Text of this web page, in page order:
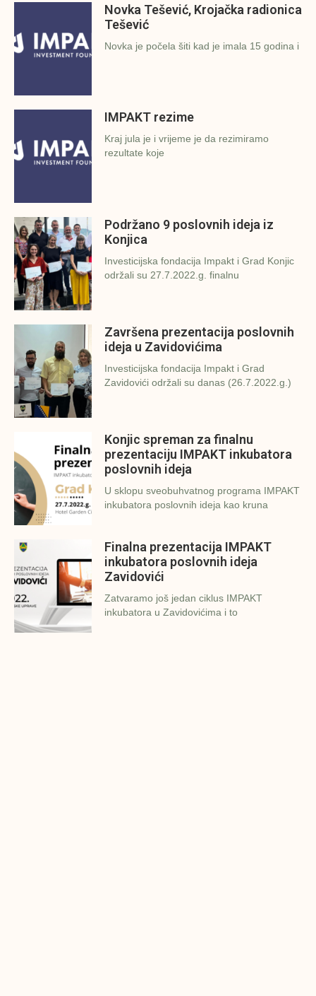
Novka Tešević, Krojačka radionica
Tešević
Novka je počela šiti kad je imala 15 godina i
IMPAKT rezime
Kraj jula je i vrijeme je da rezimiramo
rezultate koje
Podržano 9 poslovnih ideja iz
Konjica
Investicijska fondacija Impakt i Grad Konjic
održali su 27.7.2022.g. finalnu
Završena prezentacija poslovnih
ideja u Zavidovićima
Investicijska fondacija Impakt i Grad
Zavidovići održali su danas (26.7.2022.g.)
Konjic spreman za finalnu
prezentaciju IMPAKT inkubatora
poslovnih ideja
U sklopu sveobuhvatnog programa IMPAKT
inkubatora poslovnih ideja kao kruna
Finalna prezentacija IMPAKT
inkubatora poslovnih ideja
Zavidovići
Zatvaramo još jedan ciklus IMPAKT
inkubatora u Zavidovićima i to